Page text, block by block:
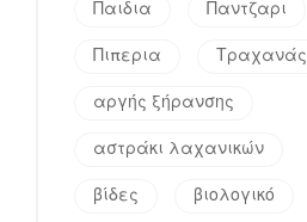
Παιδια Παντζαρι
Πιπερια Τραχανάς
αργής ξήρανσης
αστράκι λαχανικών
βίδες βιολογικό